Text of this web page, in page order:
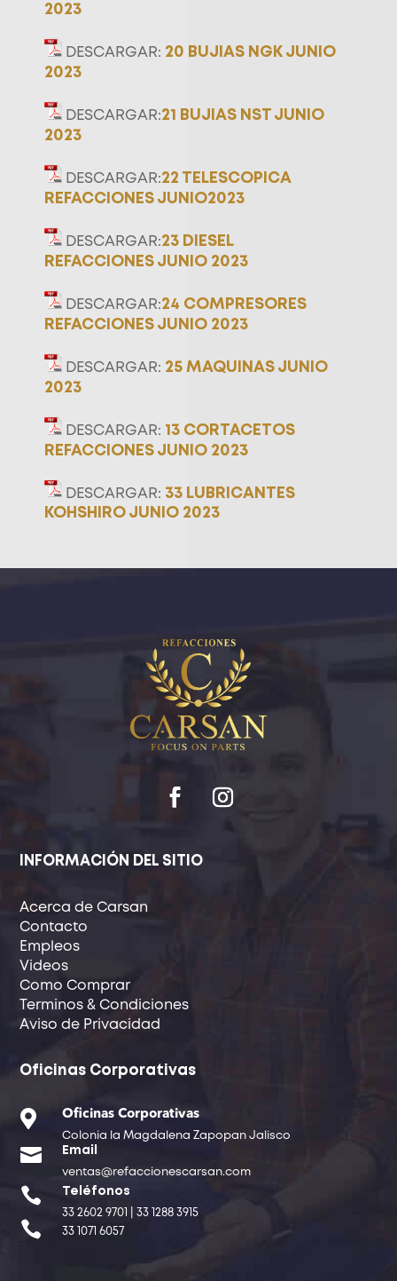
2023
DESCARGAR: 20 BUJIAS NGK JUNIO
2023
DESCARGAR:21 BUJIAS NST JUNIO
2023
DESCARGAR:22 TELESCOPICA
REFACCIONES JUNIO2023
DESCARGAR:23 DIESEL
REFACCIONES JUNIO 2023
DESCARGAR:24 COMPRESORES
REFACCIONES JUNIO 2023
DESCARGAR: 25 MAQUINAS JUNIO
2023
DESCARGAR: 13 CORTACETOS
REFACCIONES JUNIO 2023
DESCARGAR: 33 LUBRICANTES
KOHSHIRO JUNIO 2023
INFORMACIÓN DEL SITIO
Acerca de Carsan
Contacto
Empleos
Videos
Como Comprar
Terminos & Condiciones
Aviso de Privacidad
Oficinas Corporativas
 Oficinas Corporativas
Colonia la Magdalena Zapopan Jalisco
 Email
ventas@refaccionescarsan.com
 Teléfonos
33 2602 9701 | 33 1288 3915
 33 1071 6057